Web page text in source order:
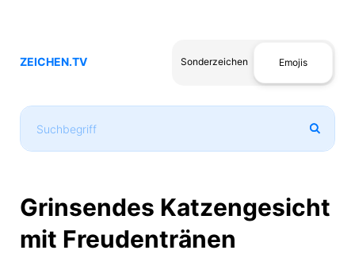
ZEICHEN.TV Sonderzeichen Emojis
Grinsendes Katzengesicht
mit Freudentränen